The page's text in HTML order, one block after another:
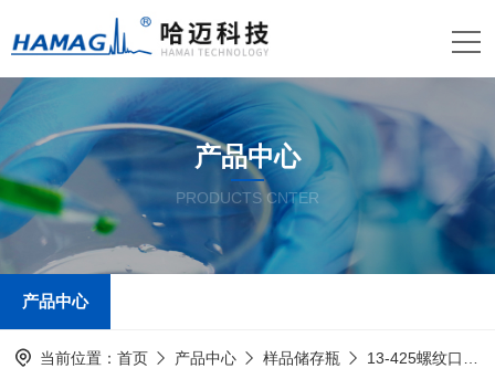
产品中心
PRODUCTS CNTER
产品中心
当前位置： 首页 产品中心 样品储存瓶 13-425螺纹口样品瓶及盖垫